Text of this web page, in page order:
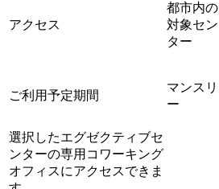
アクセス
都市内の
対象セン
ター
ご利用予定期間
マンスリ
ー
選択したエグゼクティブセ
ンターの専用コワーキング
オフィスにアクセスできま